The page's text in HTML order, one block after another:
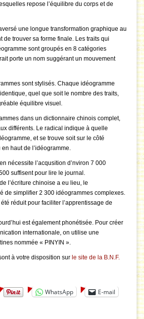
repose l’équilibre du corps et de
une longue transformation graphique au
de trouver sa forme finale. Les traits qui
sont groupés en 8 catégories
porte un nom suggérant un mouvement
sont stylisés. Chaque idéogramme
quel que soit le nombre des traits,
équilibre visuel.
dans un dictionnaire chinois complet,
différents. Le radical indique à quelle
et se trouve soit sur le côté
haut de l’idéogramme.
nécessite l’acqusition d’nviron 7 000
suffisent pour lire le journal.
l’écriture chinoise a eu lieu, le
de simplifier 2 300 idéogrammes complexes.
réduit pour faciliter l’apprentissage de
est également phonétisée. Pour créer
internationale, on utilise une
nommée « PINYIN ».
à votre disposition sur le site de la B.N.F.
WhatsApp E-mail